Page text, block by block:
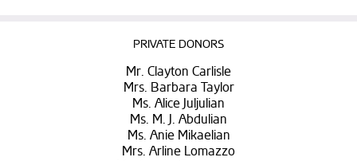
PRIVATE DONORS
Mr. Clayton Carlisle
Mrs. Barbara Taylor
Ms. Alice Juljulian
Ms. M. J. Abdulian
Ms. Anie Mikaelian
Mrs. Arline Lomazzo